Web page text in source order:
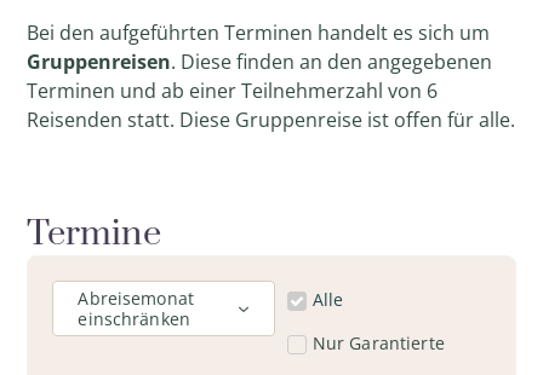
Bei den aufgeführten Terminen handelt es sich um
Gruppenreisen. Diese finden an den angegebenen
Terminen und ab einer Teilnehmerzahl von 6
Reisenden statt. Diese Gruppenreise ist offen für alle.
Termine
Abreisemonat
einschränken
Alle
Nur Garantierte